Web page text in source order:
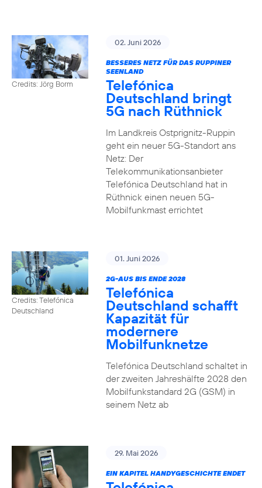
Credits: Jörg Borm
02. Juni 2026
BESSERES NETZ FÜR DAS RUPPINER
SEENLAND
Telefónica
Deutschland bringt
5G nach Rüthnick
Im Landkreis Ostprignitz-Ruppin
geht ein neuer 5G-Standort ans
Netz: Der
Telekommunikationsanbieter
Telefónica Deutschland hat in
Rüthnick einen neuen 5G-
Mobilfunkmast errichtet
Credits: Telefónica
Deutschland
01. Juni 2026
2G-AUS BIS ENDE 2028
Telefónica
Deutschland schafft
Kapazität für
modernere
Mobilfunknetze
Telefónica Deutschland schaltet in
der zweiten Jahreshälfte 2028 den
Mobilfunkstandard 2G (GSM) in
seinem Netz ab
29. Mai 2026
EIN KAPITEL HANDYGESCHICHTE ENDET